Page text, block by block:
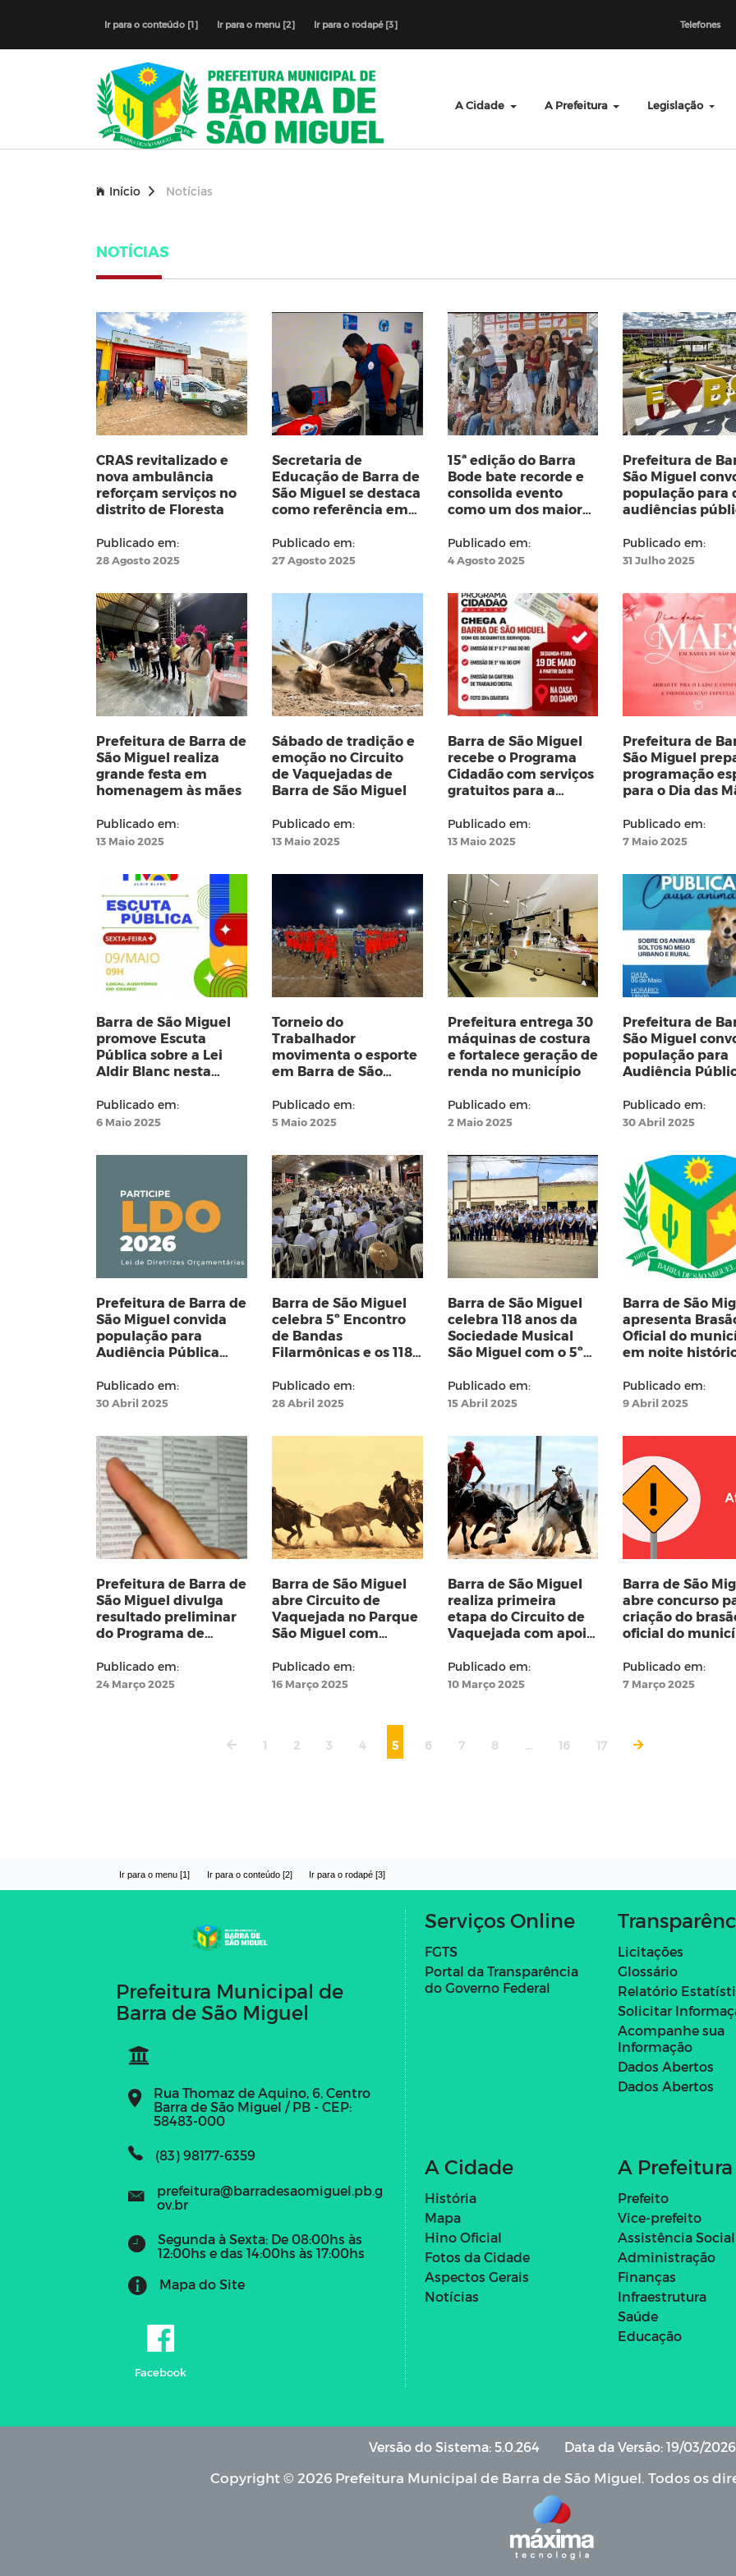
Ir para o conteúdo [1] Ir para o menu [2] Ir para o rodapé [3] Telefones
A Cidade A Prefeitura Legislação
Início Notícias
NOTÍCIAS
CRAS revitalizado e
nova ambulância
reforçam serviços no
distrito de Floresta
Publicado em:
28 Agosto 2025
Secretaria de
Educação de Barra de
São Miguel se destaca
como referência em
inovação
Publicado em:
27 Agosto 2025
15ª edição do Barra
Bode bate recorde e
consolida evento
como um dos maiores
Publicado em:
4 Agosto 2025
Prefeitura de
São Miguel
população para
audiências
municipal e
Publicado em:
31 Julho 2025
Prefeitura de Barra de
São Miguel realiza
grande festa em
homenagem às mães
Publicado em:
13 Maio 2025
Sábado de tradição e
emoção no Circuito
de Vaquejadas de
Barra de São Miguel
Publicado em:
13 Maio 2025
Barra de São Miguel
recebe o Programa
Cidadão com serviços
gratuitos para a
Publicado em:
13 Maio 2025
Prefeitura de
São Miguel
programação
para o Dia das
Publicado em:
7 Maio 2025
Barra de São Miguel
promove Escuta
Pública sobre a Lei
Aldir Blanc nesta
Publicado em:
6 Maio 2025
Torneio do
Trabalhador
movimenta o esporte
em Barra de São
Publicado em:
5 Maio 2025
Prefeitura entrega 30
máquinas de costura
e fortalece geração de
renda no município
Publicado em:
2 Maio 2025
Prefeitura de
São Miguel
população para
Audiência
Publicado em:
30 Abril 2025
Prefeitura de Barra de
São Miguel convida
população para
Audiência Pública
Publicado em:
30 Abril 2025
Barra de São Miguel
celebra 5º Encontro
de Bandas
Filarmônicas e os 118
São Miguel
Publicado em:
28 Abril 2025
Barra de São Miguel
celebra 118 anos da
Sociedade Musical
São Miguel com o 5º
Publicado em:
15 Abril 2025
Barra de São
apresenta
Oficial do
em noite
Publicado em:
9 Abril 2025
Prefeitura de Barra de
São Miguel divulga
resultado preliminar
do Programa de
(PEE)
Publicado em:
24 Março 2025
Barra de São Miguel
abre Circuito de
Vaquejada no Parque
São Miguel com
Publicado em:
16 Março 2025
Barra de São Miguel
realiza primeira
etapa do Circuito de
Vaquejada com apoio
Publicado em:
10 Março 2025
Barra de São
abre concurso
criação do
oficial do
Publicado em:
7 Março 2025
1 2 3 4 5 6 7 8 ... 16 17
Ir para o menu [1] Ir para o conteúdo [2] Ir para o rodapé [3]
Prefeitura Municipal de
Barra de São Miguel
Rua Thomaz de Aquino, 6, Centro
Barra de São Miguel / PB - CEP:
58483-000
(83) 98177-6359
prefeitura@barradesaomiguel.pb.g
ov.br
Segunda à Sexta: De 08:00hs às
12:00hs e das 14:00hs às 17:00hs
Mapa do Site
Facebook
Serviços Online
FGTS
Portal da Transparência
do Governo Federal
Licitações
Glossário
Relatório
Solicitar
Acompanhe sua
Informação
Dados Abertos
Dados Abertos
A Cidade
História
Mapa
Hino Oficial
Fotos da Cidade
Aspectos Gerais
Notícias
A Prefeitura
Prefeito
Vice-prefeito
Assistência Social
Administração
Finanças
Infraestrutura
Saúde
Educação
Versão do Sistema: 5.0.264 Data da Versão: 19/03/2026
Copyright © 2026 Prefeitura Municipal de Barra de São Miguel. Todos os